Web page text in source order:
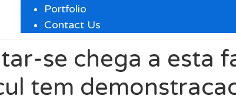
Portfolio
Contact Us
se chega a esta
tem